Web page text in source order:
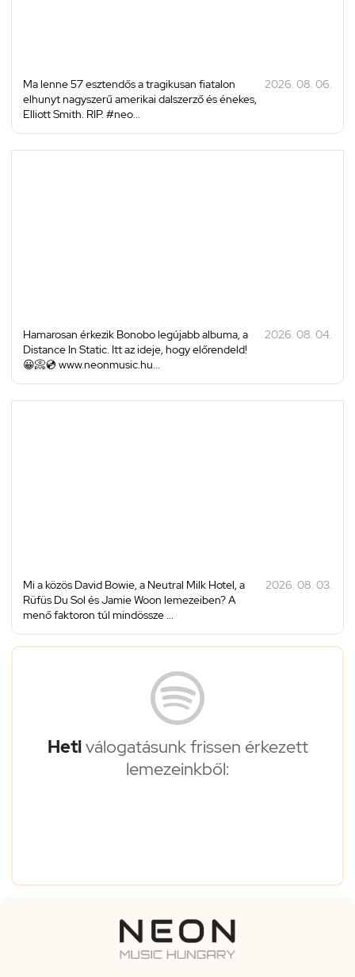
Ma lenne 57 esztendős a tragikusan fiatalon
elhunyt nagyszerű amerikai dalszerző és énekes,
Elliott Smith. RIP. #neo...
2026. 08. 06.
Hamarosan érkezik Bonobo legújabb albuma, a
Distance In Static. Itt az ideje, hogy előrendeld!
😀📀💿 www.neonmusic.hu...
2026. 08. 04.
Mi a közös David Bowie, a Neutral Milk Hotel, a
Rüfüs Du Sol és Jamie Woon lemezeiben? A
menő faktoron túl mindössze ...
2026. 08. 03.
Hetiválogatásunk frissen érkezett
lemezeinkből: